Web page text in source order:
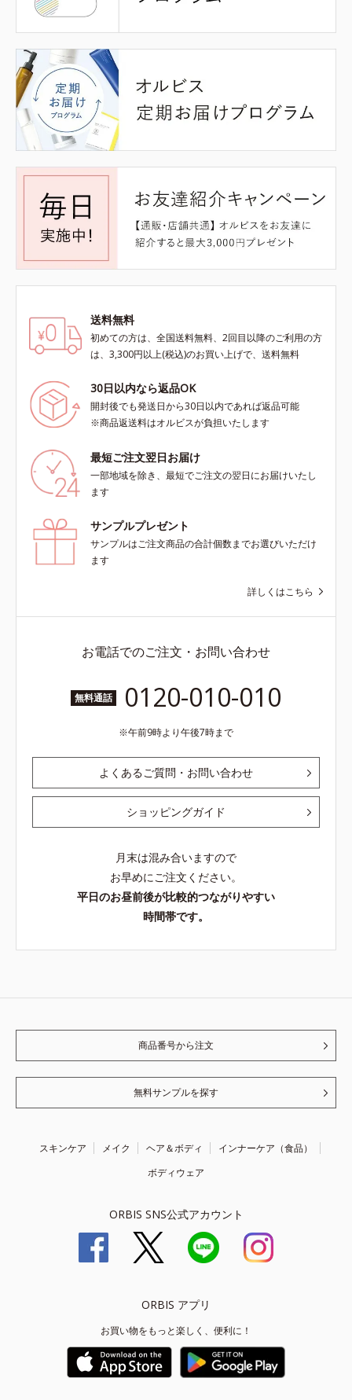
送料無料
初めての方は、全国送料無料、2回目以降のご利用の方
は、3,300円以上(税込)のお買い上げで、送料無料
30日以内なら返品OK
開封後でも発送日から30日以内であれば返品可能
※商品返送料はオルビスが負担いたします
最短ご注文翌日お届け
一部地域を除き、最短でご注文の翌日にお届けいたし
ます
サンプルプレゼント
サンプルはご注文商品の合計個数までお選びいただけ
ます
詳しくはこちら
お電話でのご注文・お問い合わせ
無料通話 0120-010-010
午前9時より午後7時まで
よくあるご質問・お問い合わせ
ショッピングガイド
月末は混み合いますので
お早めにご注文ください。
平日のお昼前後が比較的つながりやすい
時間帯です。
商品番号から注文
無料サンプルを探す
スキンケア メイク ヘア＆ボディ
インナーケア（食品）
ボディウェア
ORBIS SNS公式アカウント
ORBIS アプリ
お買い物をもっと楽しく、便利に！